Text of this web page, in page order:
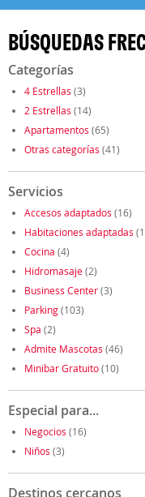
BÚSQUEDAS
Categorías
4 Estrellas (3)
2 Estrellas (14)
Apartamentos (65)
Otras categorías (41)
Servicios
Accesos adaptados (16)
Habitaciones adaptadas
Cocina (4)
Hidromasaje(2)
Business Center(3)
Parking(103)
Spa (2)
Admite Mascotas (46)
Minibar Gratuito(10)
Especial para...
Negocios (16)
Niños (3)
Destinos cercanos